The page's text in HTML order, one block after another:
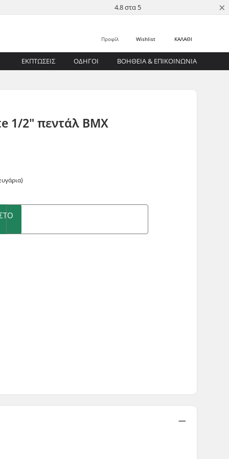
4.8 στα 5 ×
ΚΑΛΑΘΙ
Wishlist
Προφίλ
ΕΚΠΤΩΣΕΙΣ ΟΔΗΓΟΊ ΒΟΉΘΕΙΑ & ΕΠΙΚΟΙΝΩΝΊΑ
1/2" πεντάλ BMX